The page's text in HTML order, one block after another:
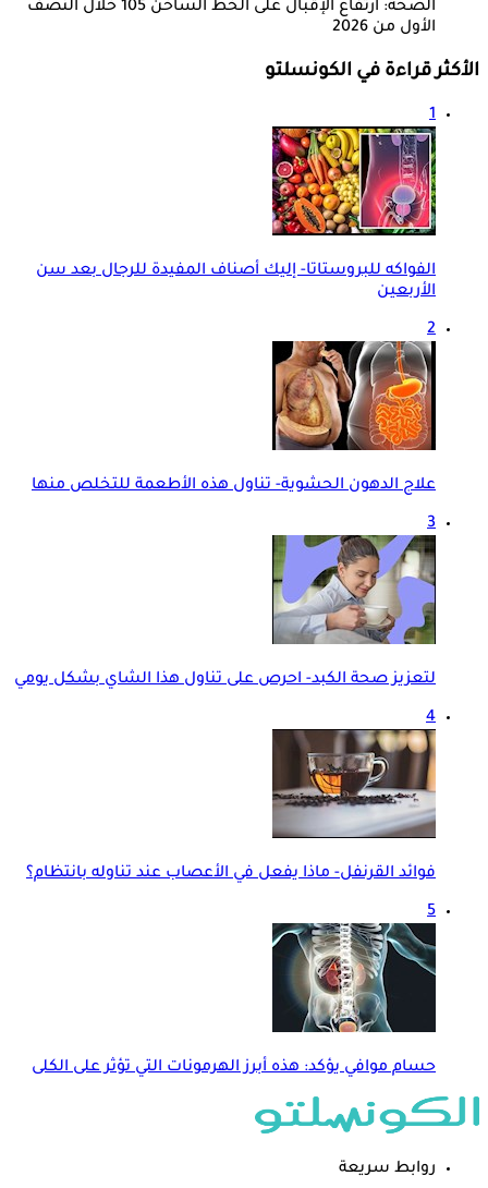
الصحة: ارتفاع الإقبال على الخط الساخن 105 خلال النصف
الأول من 2026
الأكثر قراءة في الكونسلتو
1
الفواكه للبروستاتا- إليك أصناف المفيدة للرجال بعد سن
الأربعين
2
علاج الدهون الحشوية- تناول هذه الأطعمة للتخلص منها
3
لتعزيز صحة الكبد- احرص على تناول هذا الشاي بشكل يومي
4
فوائد القرنفل- ماذا يفعل في الأعصاب عند تناوله بانتظام؟
5
حسام موافي يؤكد: هذه أبرز الهرمونات التي تؤثر على الكلى
روابط سريعة